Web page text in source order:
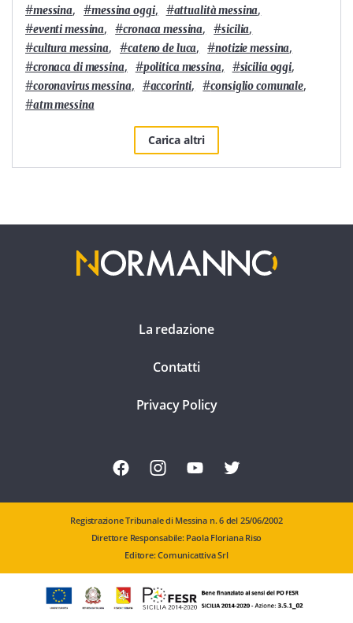
#messina, #messina oggi, #attualità messina,
#eventi messina, #cronaca messina, #sicilia,
#cultura messina, #cateno de luca, #notizie messina,
#cronaca di messina, #politica messina, #sicilia oggi,
#coronavirus messina, #accorinti, #consiglio comunale,
#atm messina
Carica altri
La redazione
Contatti
Privacy Policy
Registrazione Tribunale di Messina n. 6 del 25/06/2002
Direttore Responsabile: Paola Floriana Riso
Editore: Comunicattiva Srl